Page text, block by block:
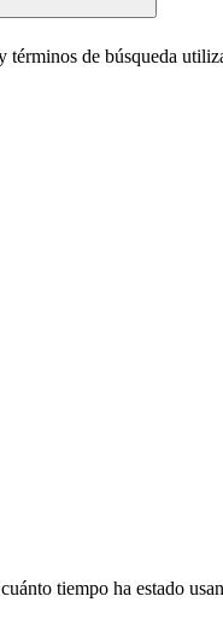
de búsqueda
tiempo ha estado